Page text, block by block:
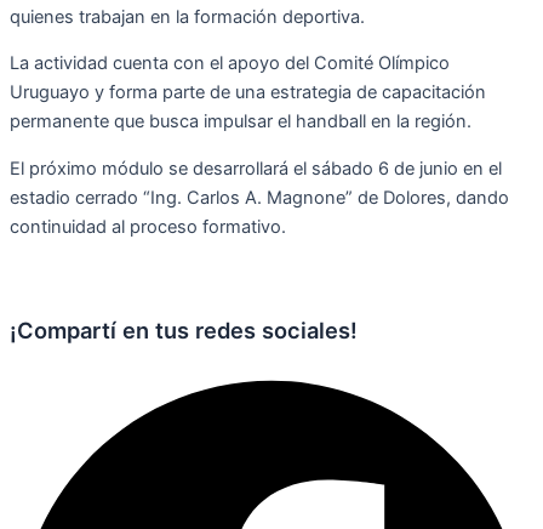
quienes trabajan en la formación deportiva.
La actividad cuenta con el apoyo del Comité Olímpico
Uruguayo y forma parte de una estrategia de capacitación
permanente que busca impulsar el handball en la región.
El próximo módulo se desarrollará el sábado 6 de junio en el
estadio cerrado “Ing. Carlos A. Magnone” de Dolores, dando
continuidad al proceso formativo.
¡Compartí en tus redes sociales!